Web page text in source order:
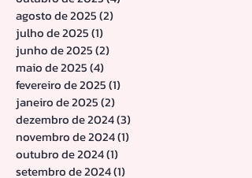
novembro de 2025
outubro de 2025
agosto de 2025(2)
julho de 2025 (1)1 post
junho de 2025(2)2 posts
maio de 2025(4)4 posts
fevereiro de 2025(1)1 post
janeiro de 2025(2)2 posts
dezembro de 2024(3)
novembro de 2024(1)